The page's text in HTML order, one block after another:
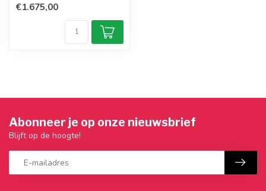
€1.675,00
Abonneer je op onze nieuwsbrief
Blijft op de hoogte!